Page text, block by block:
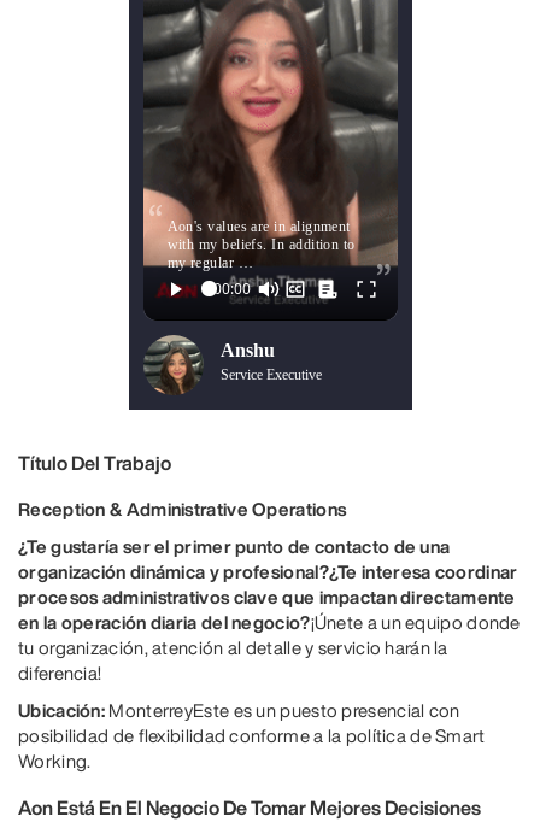
Aon's values are in alignment
with my beliefs. In addition to
my regular …
Anshu
Service Executive
Título Del Trabajo
Reception & Administrative Operations
¿Te gustaría ser el primer punto de contacto de una
organización dinámica y profesional?¿Te interesa coordinar
procesos administrativos clave que impactan directamente
en la operación diaria del negocio?¡Únete a un equipo donde
tu organización, atención al detalle y servicio harán la
diferencia!
Ubicación:MonterreyEste es un puesto presencial con
posibilidad de flexibilidad conforme a la política de Smart
Working.
Aon Está En El Negocio De Tomar Mejores Decisiones